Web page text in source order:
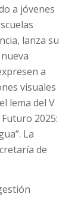
a jóvenes
lanza su
a
visuales
lema del V
2025:
La
de